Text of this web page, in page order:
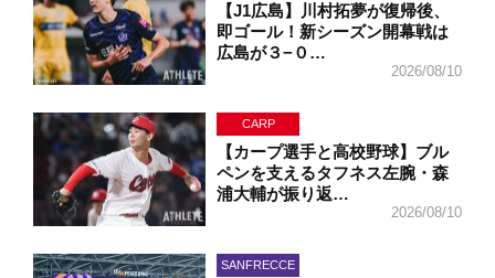
【J1広島】川村拓夢が復帰後、
即ゴール！新シーズン開幕戦は
広島が３−０…
2026/08/10
CARP
【カープ選手と高校野球】ブル
ペンを支えるタフネス左腕・森
浦大輔が振り返…
2026/08/10
SANFRECCE